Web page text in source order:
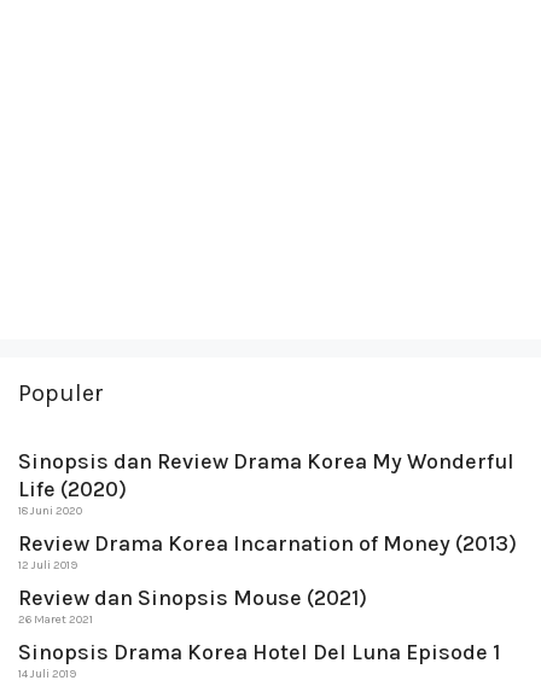
Populer
Sinopsis dan Review Drama Korea My Wonderful
Life (2020)
18 Juni 2020
Review Drama Korea Incarnation of Money (2013)
12 Juli 2019
Review dan Sinopsis Mouse (2021)
26 Maret 2021
Sinopsis Drama Korea Hotel Del Luna Episode 1
14 Juli 2019